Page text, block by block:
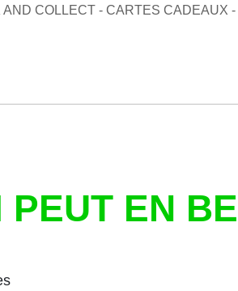
COLLECT - CARTES CADEAUX
PEUT EN